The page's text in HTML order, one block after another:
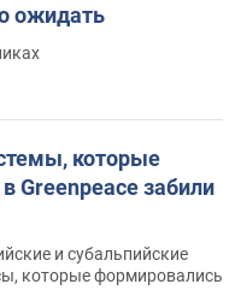
ожидать
которые
Greenpeace забили
и субальпийские
которые формировались